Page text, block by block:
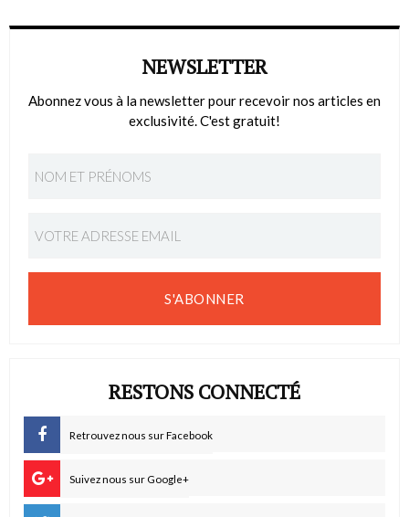
NEWSLETTER
Abonnez vous à la newsletter pour recevoir nos articles en
exclusivité. C'est gratuit!
S'ABONNER
RESTONS CONNECTÉ
Retrouvez nous sur Facebook
Suivez nous sur Google+